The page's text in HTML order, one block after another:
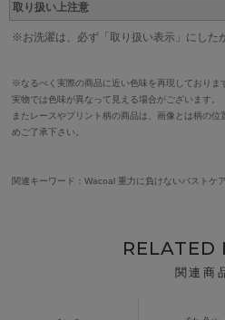
取り扱い上注意
※お洗濯は、必ず「取り扱い表示」にした
※なるべく実際の商品に近い色味を再現しておりま
実物では色味が異なって見える場合がございます。
またレースやプリント柄の商品は、画像とは柄の
めご了承下さい。
関連キーワード：Wacoal 重力に負けないバストケ
RELATED
関連商